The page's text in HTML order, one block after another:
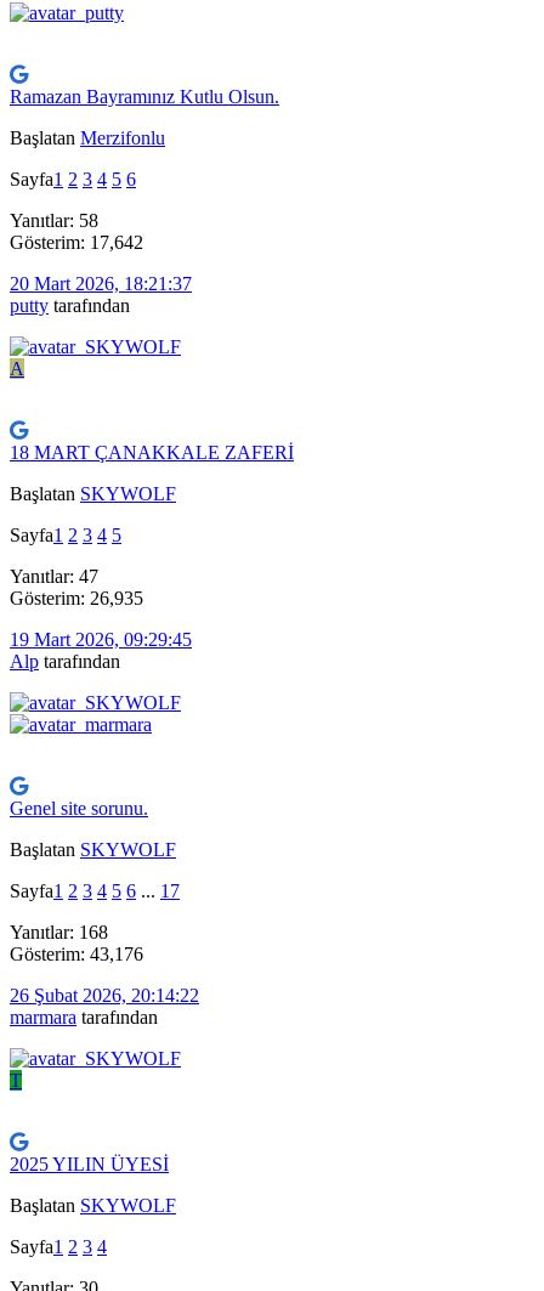
Ramazan Bayramınız Kutlu Olsun.
Başlatan Merzifonlu
Sayfa1 2 3 4 5 6
Yanıtlar: 58
Gösterim: 17,642
20 Mart 2026, 18:21:37
putty tarafından
A
18 MART ÇANAKKALE ZAFERİ
Başlatan SKYWOLF
Sayfa1 2 3 4 5
Yanıtlar: 47
Gösterim: 26,935
19 Mart 2026, 09:29:45
Alp tarafından
Genel site sorunu.
Başlatan SKYWOLF
Sayfa1 2 3 4 5 6 ... 17
Yanıtlar: 168
Gösterim: 43,176
26 Şubat 2026, 20:14:22
marmara tarafından
T
2025 YILIN ÜYESİ
Başlatan SKYWOLF
Sayfa1 2 3 4